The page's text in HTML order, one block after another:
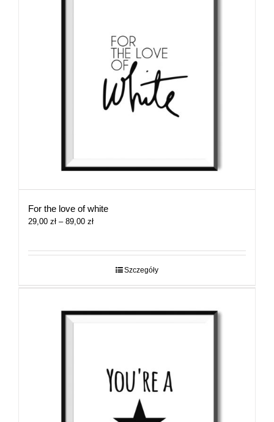
For the love of white
29,00 zł – 89,00 złZakres
29,00 zł
Szczegóły